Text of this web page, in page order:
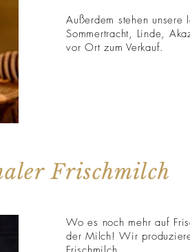
Außerdem stehen
Sommertracht, Linde,
vor Ort zum Verkauf.
Frischmilch
Wo es noch mehr auf
der Milch! Wir